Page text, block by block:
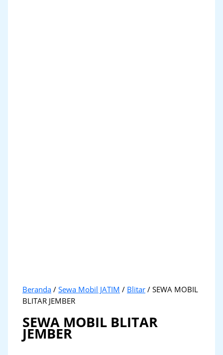
Beranda /Sewa Mobil JATIM / Blitar / SEWA MOBIL
BLITAR JEMBER
SEWA MOBIL BLITAR
JEMBER